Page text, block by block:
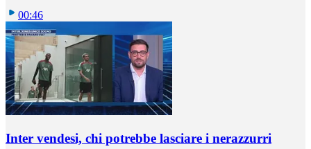
00:46
Inter vendesi, chi potrebbe lasciare i nerazzurri